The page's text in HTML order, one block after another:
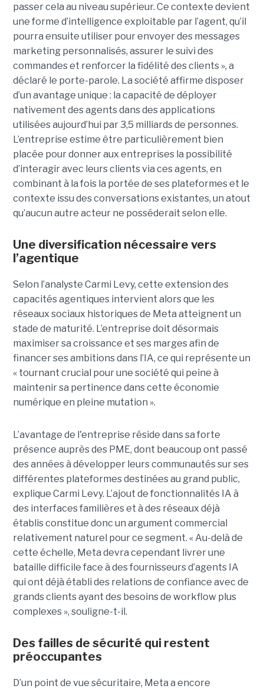
passer cela au niveau supérieur. Ce contexte devient
une forme d’intelligence exploitable par l’agent, qu’il
pourra ensuite utiliser pour envoyer des messages
marketing personnalisés, assurer le suivi des
commandes et renforcer la fidélité des clients », a
déclaré le porte-parole. La société affirme disposer
d’un avantage unique : la capacité de déployer
nativement des agents dans des applications
utilisées aujourd’hui par 3,5 milliards de personnes.
L’entreprise estime être particulièrement bien
placée pour donner aux entreprises la possibilité
d’interagir avec leurs clients via ces agents, en
combinant à la fois la portée de ses plateformes et le
contexte issu des conversations existantes, un atout
qu’aucun autre acteur ne posséderait selon elle.
Une diversification nécessaire vers
l’agentique
Selon l’analyste Carmi Levy, cette extension des
capacités agentiques intervient alors que les
réseaux sociaux historiques de Meta atteignent un
stade de maturité. L’entreprise doit désormais
maximiser sa croissance et ses marges afin de
financer ses ambitions dans l’IA, ce qui représente un
« tournant crucial pour une société qui peine à
maintenir sa pertinence dans cette économie
numérique en pleine mutation ».
L’avantage de l'entreprise réside dans sa forte
présence auprès des PME, dont beaucoup ont passé
des années à développer leurs communautés sur ses
différentes plateformes destinées au grand public,
explique Carmi Levy. L’ajout de fonctionnalités IA à
des interfaces familières et à des réseaux déjà
établis constitue donc un argument commercial
relativement naturel pour ce segment. « Au-delà de
cette échelle, Meta devra cependant livrer une
bataille difficile face à des fournisseurs d’agents IA
qui ont déjà établi des relations de confiance avec de
grands clients ayant des besoins de workflow plus
complexes », souligne-t-il.
Des failles de sécurité qui restent
préoccupantes
D’un point de vue sécuritaire, Meta a encore